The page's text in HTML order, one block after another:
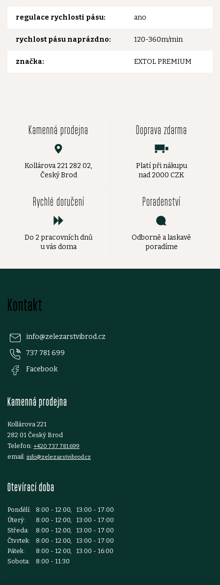
regulace rychlosti pásu: ano
rychlost pásu naprázdno: 120-360m/min
značka: EXTOL PREMIUM
Kamenná prodejna
Kollárova 221 282 02,
Český Brod
Doprava zdarma
Platí při nákupu
nad 2000 CZK
Rychlé doručení
Do 2 pracovních dnů
u vás doma
Poradenství
Odborně a laskavě
poradíme
Kontakt
info@zelezarstvibrod.cz
737 781 699
Facebook
Kamenná prodejna
Kollárova 221
282 01 Český Brod
Telefon: +420 737 781 699
email: info@zelezarstvibrod.cz
Otevírací doba
Pondělí:
8:00 - 12:00, 13:00 - 17:00
Úterý:
8:00 - 12:00, 13:00 - 17:00
Středa:
8:00 - 12:00, 13:00 - 17:00
Čtvrtek:
8:00 - 12:00, 13:00 - 17:00
Pátek:
8:00 - 12:00, 13:00 - 16:00
Sobota:
8:00 - 11:30